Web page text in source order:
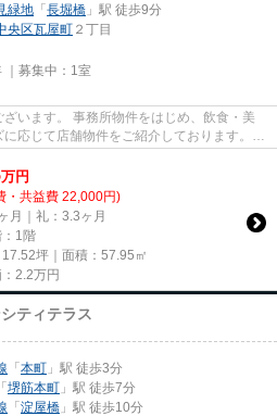
緑地 「長堀橋 」駅 徒歩9分
央区瓦屋町 ２丁目
募集中： 1室
います。 事務所物件をはじめ、飲食・美
応じて店舗物件をご紹介しております。
万円
・共益費 22,000円)
月｜礼：3.3ヶ月
：1階
坪｜面積：57.95㎡
2.2万円
ティテラス
「本町 」駅 徒歩3分
「堺筋本町 」駅 徒歩7分
「淀屋橋 」駅 徒歩10分